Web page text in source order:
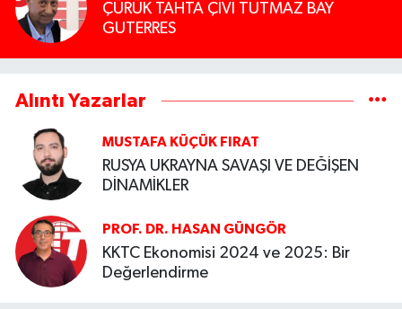
ÇÜRÜK TAHTA ÇİVİ TUTMAZ BAY
GUTERRES
Alıntı Yazarlar
MUSTAFA KÜÇÜK FIRAT
RUSYA UKRAYNA SAVAŞI VE DEĞİŞEN
DİNAMİKLER
PROF. DR. HASAN GÜNGÖR
KKTC Ekonomisi 2024 ve 2025: Bir
Değerlendirme